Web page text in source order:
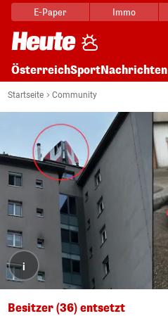
E-Paper Immo
ÖsterreichSportNachrichten
Startseite Community
i
Besitzer (36) entsetzt